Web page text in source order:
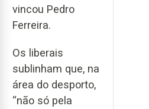
vincou Pedro
Ferreira.
Os liberais
sublinham que, na
área do desporto,
“não só pela